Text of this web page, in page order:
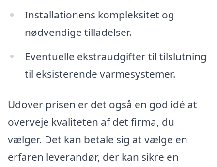
Installationens kompleksitet og
nødvendige tilladelser.
Eventuelle ekstraudgifter til tilslutning
til eksisterende varmesystemer.
Udover prisen er det også en god idé at
overveje kvaliteten af det firma, du
vælger. Det kan betale sig at vælge en
erfaren leverandør, der kan sikre en